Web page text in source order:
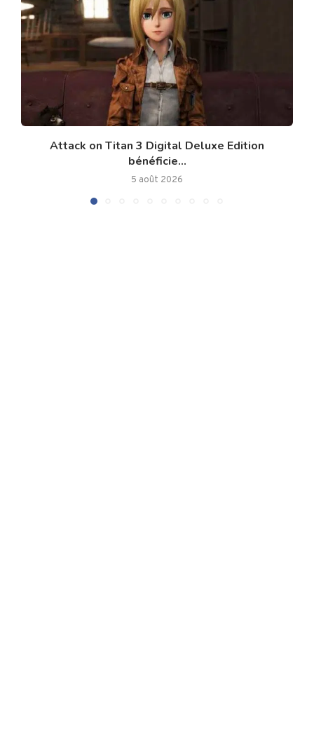
Attack on Titan 3 Digital Deluxe Edition
bénéficie...
5 août 2026